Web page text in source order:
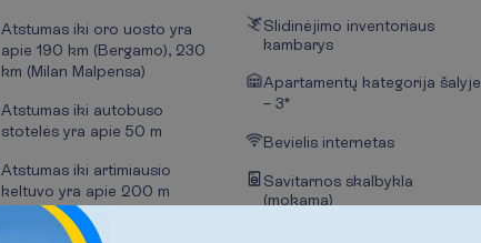
Atstumas iki oro uosto yra
apie 190 km (Bergamo), 230
km (Milan Malpensa)
Atstumas iki autobuso
stotelės yra apie 50 m
Atstumas iki artimiausio
keltuvo yra apie 200 m
Šalia yra autobuso stotelė
Slidinėjimo inventoriaus
kambarys
Apartamentų kategorija šalyje
– 3*
Bevielis internetas
Savitarnos skalbykla
(mokama)